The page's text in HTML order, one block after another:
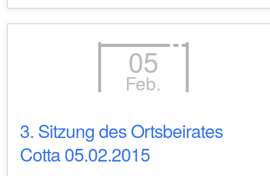
05
Feb.
3. Sitzung des Ortsbeirates
Cotta 05.02.2015